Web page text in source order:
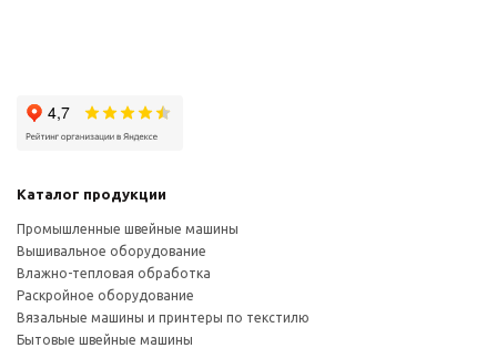
Каталог продукции
Промышленные швейные машины
Вышивальное оборудование
Влажно-тепловая обработка
Раскройное оборудование
Вязальные машины и принтеры по текстилю
Бытовые швейные машины